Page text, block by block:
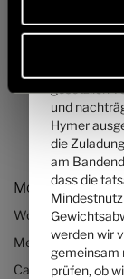
Modelle &
Wohnmobile
Mercedes
Camper Vans
die
gesetzlich
und
Hymer
die
am
dass die
werden wir
gemeinsam
prüfen, ob